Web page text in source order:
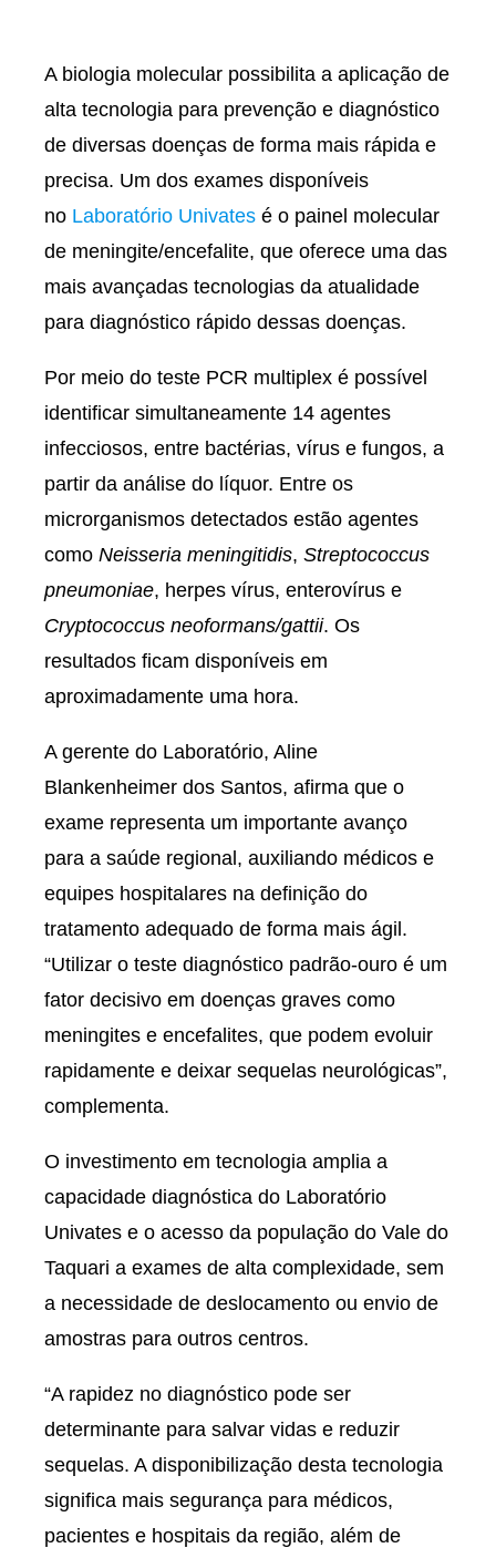
A biologia molecular possibilita a aplicação de
alta tecnologia para prevenção e diagnóstico
de diversas doenças de forma mais rápida e
precisa. Um dos exames disponíveis
no Laboratório Univates é o painel molecular
de meningite/encefalite, que oferece uma das
mais avançadas tecnologias da atualidade
para diagnóstico rápido dessas doenças.
Por meio do teste PCR multiplex é possível
identificar simultaneamente 14 agentes
infecciosos, entre bactérias, vírus e fungos, a
partir da análise do líquor. Entre os
microrganismos detectados estão agentes
como Neisseria meningitidis, Streptococcus
pneumoniae, herpes vírus, enterovírus e
Cryptococcus neoformans/gattii. Os
resultados ficam disponíveis em
aproximadamente uma hora.
A gerente do Laboratório, Aline
Blankenheimer dos Santos, afirma que o
exame representa um importante avanço
para a saúde regional, auxiliando médicos e
equipes hospitalares na definição do
tratamento adequado de forma mais ágil.
“Utilizar o teste diagnóstico padrão-ouro é um
fator decisivo em doenças graves como
meningites e encefalites, que podem evoluir
rapidamente e deixar sequelas neurológicas”,
complementa.
O investimento em tecnologia amplia a
capacidade diagnóstica do Laboratório
Univates e o acesso da população do Vale do
Taquari a exames de alta complexidade, sem
a necessidade de deslocamento ou envio de
amostras para outros centros.
“A rapidez no diagnóstico pode ser
determinante para salvar vidas e reduzir
sequelas. A disponibilização desta tecnologia
significa mais segurança para médicos,
pacientes e hospitais da região, além de